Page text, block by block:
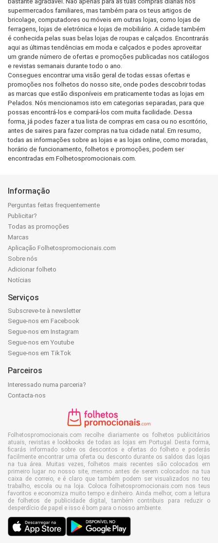
supermercados familiares, mas também para os teus artigos de
bricolage, computadores ou móveis em outras lojas, como lojas de
ferragens, lojas de eletrónica e lojas de mobiliário. A cidade também
é conhecida pelas suas belas lojas de roupas e calçados. Encontrarás
aqui as últimas tendências em moda e calçados e podes aproveitar
um grande número de ofertas e promoções publicadas nos catálogos
e revistas semanais durante todo o ano.
Consegues encontrar uma visão geral de todas essas ofertas e
promoções nos folhetos do nosso site, onde podes descobrir todas
as marcas que estão disponíveis em praticamente todas as lojas em
Pelados. Nós mencionamos isto em categorias separadas, para que
possas encontrá-los e compará-los com muita facilidade. Dessa
forma, já podes fazer a tua lista de compras em casa ou no escritório,
antes de saires para fazer compras na tua cidade natal. Em resumo,
todas as informações sobre as lojas e as lojas online, como moradas,
horário de funcionamento, folhetos e promoções, podem ser
encontradas em Folhetospromocionais.com.
Informação
Perguntas feitas frequentemente
Publicitar?
Todas as promoções
Marcas
Aplicação Folhetospromocionais.com
Sobre nós
Adicionar folheto
Notícias
Serviços
Subscreve-te à newsletter
Segue-nos em Facebook
Segue-nos em Instagram
Segue-nos em Youtube
Segue-nos em TikTok
Parceiros
Interessado numa parceria?
Contacta-nos
Folhetospromocionais.com recolhe diariamente os folhetos publicitários
atuais, revistas e lookbooks de todas as lojas em Portugal. Desta forma,
ficarás informado sobre os descontos e ofertas do folheto e poderás
facilmente encontrar uma oferta ou desconto durante os saldos das lojas
na tua área. Muitas vezes, folhetos mais recentes são colocados em
primeiro lugar no nosso site, mesmo antes de serem colocados na tua
caixa de correio, e é claro que também podem ser visualizados no teu
trabalho, escola ou na loja. Coloca folhetospromocionais.com nos teus
favoritos e economiza muito tempo e dinheiro. Ainda melhor, com a leitura
de folhetos de publicidade digital, também contribuis para reduzir o
desperdício de papel e isso é bom para o nosso ambiente.